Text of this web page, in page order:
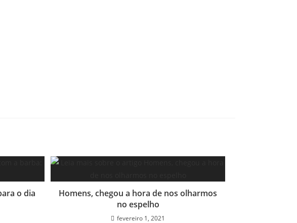
o dia
Homens, chegou a hora de nos olharmos
no espelho
fevereiro 1, 2021